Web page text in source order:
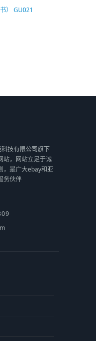
） GU021
技有限公司旗下
站，网站立足于诚
，是广大ebay和亚
务伙伴